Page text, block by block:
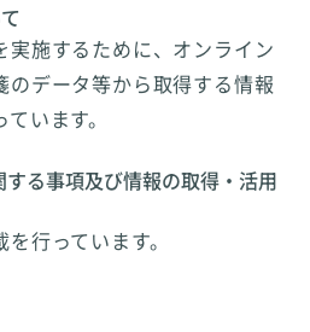
実施するために、オンライン
のデータ等から取得する情報
います。
る事項及び情報の取得・活用
行っています。